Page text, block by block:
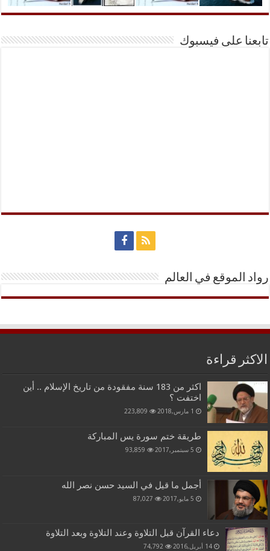
تابعنا على فيسبوك
رواد الموقع في العالم
الاكثر قراءة
اكثر من 183 سنة مفقودة من تاريخ الإسلام .. أين
اختفت ؟
1 مارس,2018 223,809
طريقة ختم سورة يس المباركة
5 سبتمبر,2017 93,859
أجمل ما قيل في السيد حسن نصر الله
5 مايو,2017 87,027
دعاء القرآن قبل التلاوة وعند التلاوة وبعد التلاوة
14 أبريل,2016 74,792